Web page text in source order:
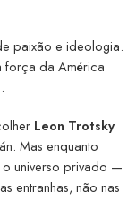
paixão e ideologia.
força da América
Leon Trotsky
Mas enquanto
universo privado —
entranhas, não nas